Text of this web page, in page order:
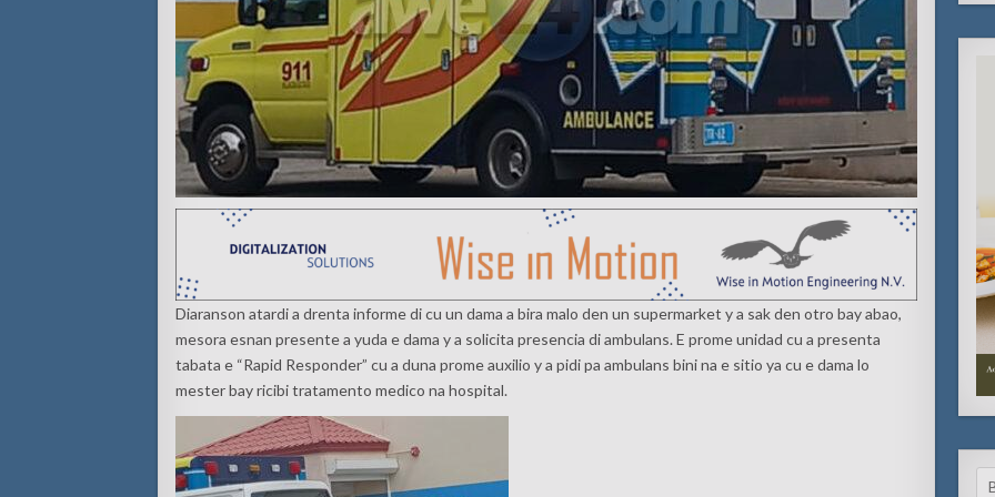
Diaranson atardi a drenta informe di cu un dama a bira malo den un supermarket y a sak den otro bay abao,
mesora esnan presente a yuda e dama y a solicita presencia di ambulans. E prome unidad cu a presenta
tabata e “Rapid Responder” cu a duna prome auxilio y a pidi pa ambulans bini na e sitio ya cu e dama lo
mester bay ricibi tratamento medico na hospital.